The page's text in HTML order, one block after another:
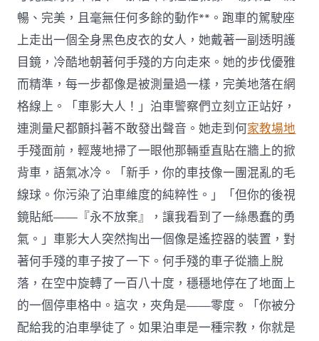
暢、完美，且毫無任何多餘的動作**。跑車的駕駛座
上走出一個全身黑色皮衣的女人，她戴著一副透明護
目鏡，冷酷地朝著何手殘的方向走來。她的步伐優雅
而精準，每一步都像是被測量過一樣，完美地落在網
格線上。「車影大人！」泊車警察們立刻立正站好，
連測量尺都顫抖著不敢發出聲音。她走到何家教場地
手殘面前，輕蔑地掃了一眼他那輛垂直貼在牆上的掀
背車，語氣冰冷。「新手，你的車技像一團混亂的毛
線球。你污染了泊車維度的純粹性。」「但你的後視
鏡貼紙——『永不放棄』，讓我看到了一絲愚蠢的勇
氣。」車影大人突然掏出一個像是遙控器的裝置，對
著何手殘的車子按了一下。何手殘的車子從牆上脫
落，在空中旋轉了一百八十度，穩穩地停在了地面上
的一個停車格中。這次，夾角是——零度。「你被分
配給我的泊車學徒了。如果泊車是一種宗教，你就是